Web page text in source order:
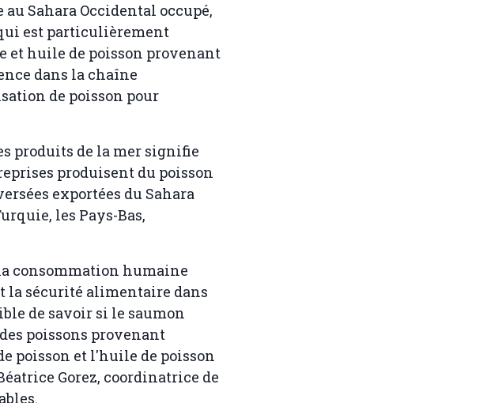
Sahara Occidental occupé,
est particulièrement
huile de poisson provenant
dans la chaîne
de poisson pour
produits de la mer signifie
produisent du poisson
exportées du Sahara
les Pays-Bas,
consommation humaine
la sécurité alimentaire dans
de savoir si le saumon
poissons provenant
poisson et l'huile de poisson
Gorez, coordinatrice de